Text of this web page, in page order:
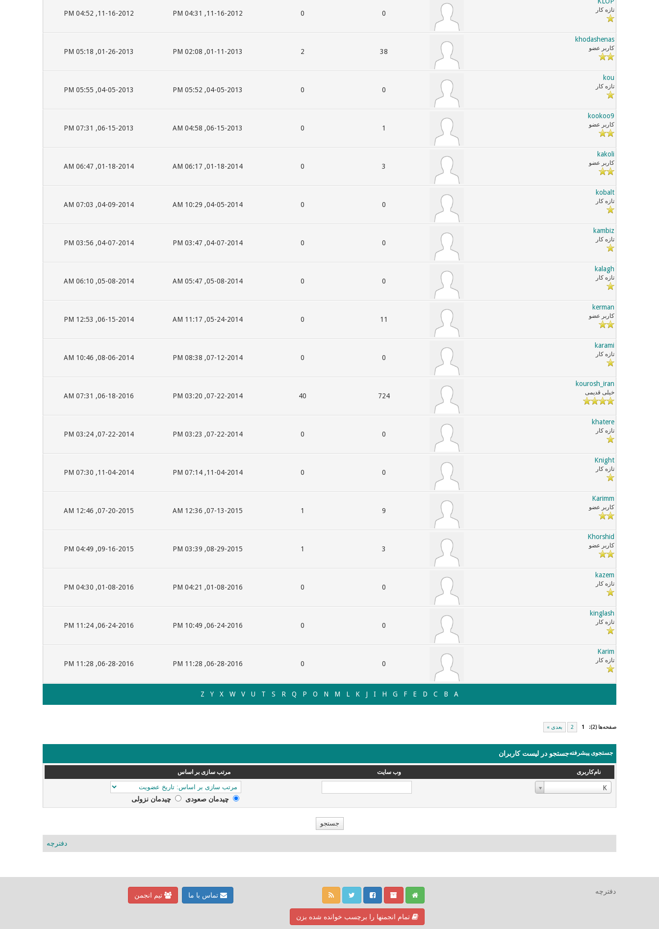
تازه کار 0
0
11-16-2012, 04:31 PM
11-16-2012, 04:52 PM
khodashenas
کاربر عضو 38
2
01-11-2013, 02:08 PM
01-26-2013, 05:18 PM
kou
تازه کار 0
0
04-05-2013, 05:52 PM
04-05-2013, 05:55 PM
kookoo9
کاربر عضو 1
0
06-15-2013, 04:58 AM
06-15-2013, 07:31 PM
kakoli
کاربر عضو 3
0
01-18-2014, 06:17 AM
01-18-2014, 06:47 AM
kobalt
تازه کار 0
0
04-05-2014, 10:29 AM
04-09-2014, 07:03 AM
kambiz
تازه کار 0
0
04-07-2014, 03:47 PM
04-07-2014, 03:56 PM
kalagh
تازه کار 0
0
05-08-2014, 05:47 AM
05-08-2014, 06:10 AM
kerman
کاربر عضو 11
0
05-24-2014, 11:17 AM
06-15-2014, 12:53 PM
karami
تازه کار 0
0
07-12-2014, 08:38 PM
08-06-2014, 10:46 AM
kourosh_iran
خیلی قدیمی 724
40
07-22-2014, 03:20 PM
06-18-2016, 07:31 AM
khatere
تازه کار 0
0
07-22-2014, 03:23 PM
07-22-2014, 03:24 PM
Knight
تازه کار 0
0
11-04-2014, 07:14 PM
11-04-2014, 07:30 PM
Karimm
کاربر عضو 9
1
07-13-2015, 12:36 AM
07-20-2015, 12:46 AM
Khorshid
کاربر عضو 3
1
08-29-2015, 03:39 PM
09-16-2015, 04:49 PM
kazem
تازه کار 0
0
01-08-2016, 04:21 PM
01-08-2016, 04:30 PM
kinglash
تازه کار 0
0
06-24-2016, 10:49 PM
06-24-2016, 11:24 PM
Karim
تازه کار 0
0
06-28-2016, 11:28 PM
06-28-2016, 11:28 PM
A
B
C
D
E
F
G
H
I
J
K
L
M
N
O
P
Q
R
S
T
U
V
W
X
Y
Z
صفحه‌ها (2): 1
2 بعدی »
جستجوی پیشرفتهجستجو در لیست کاربران
نام‌کاربری
K
وب سایت مرتب سازی بر اساس
چیدمان صعودی‌ چیدمان نزولی
دفترچه
دفترچه
تمام انجمنها را برچسب خوانده شده بزن
تماس با ما تیم انجمن